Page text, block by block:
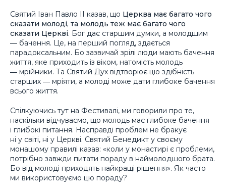
Святий Іван Павло ІІ казав, що Церква має багато чого
сказати молоді, та молодь теж має багато чого
сказати Церкві. Бог дає старшим думки, а молодшим
― бачення. Це, на перший погляд, здається
парадоксальним. Бо зазвичай зрілі люди мають бачення
життя, яке приходить із віком, натомість молодь
― мрійники. Та Святий Дух відтворює цю здібність
старших ― мріяти, а молоді може дати глибоке бачення
всього життя.
Спілкуючись тут на Фестивалі, ми говорили про те,
наскільки відчуваємо, що молодь має глибоке бачення
і глибокі питання. Насправді проблем не бракує
ні у світі, ні у Церкві. Святий Бенедикт у своєму
монашому правилі казав: «коли у монастирі є проблеми,
потрібно завжди питати пораду в наймолодшого брата.
Бо від молоді приходять найкращі рішення». Як часто
ми використовуємо цю пораду?